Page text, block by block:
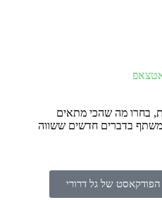
בחרו מה שהכי מתאים
בדברים חדשים ששווה
של גל דרורי